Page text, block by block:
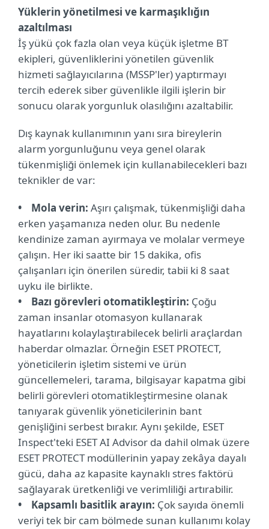
Yüklerin yönetilmesi ve karmaşıklığın
azaltılması
İş yükü çok fazla olan veya küçük işletme BT
ekipleri, güvenliklerini yönetilen güvenlik
hizmeti sağlayıcılarına (MSSP'ler) yaptırmayı
tercih ederek siber güvenlikle ilgili işlerin bir
sonucu olarak yorgunluk olasılığını azaltabilir.
Dış kaynak kullanımının yanı sıra bireylerin
alarm yorgunluğunu veya genel olarak
tükenmişliği önlemek için kullanabilecekleri bazı
teknikler de var:
• Mola verin: Aşırı çalışmak, tükenmişliği daha
erken yaşamanıza neden olur. Bu nedenle
kendinize zaman ayırmaya ve molalar vermeye
çalışın. Her iki saatte bir 15 dakika, ofis
çalışanları için önerilen süredir, tabii ki 8 saat
uyku ile birlikte.
• Bazı görevleri otomatikleştirin: Çoğu
zaman insanlar otomasyon kullanarak
hayatlarını kolaylaştırabilecek belirli araçlardan
haberdar olmazlar. Örneğin ESET PROTECT,
yöneticilerin işletim sistemi ve ürün
güncellemeleri, tarama, bilgisayar kapatma gibi
belirli görevleri otomatikleştirmesine olanak
tanıyarak güvenlik yöneticilerinin bant
genişliğini serbest bırakır. Aynı şekilde, ESET
Inspect'teki ESET AI Advisor da dahil olmak üzere
ESET PROTECT modüllerinin yapay zekâya dayalı
gücü, daha az kapasite kaynaklı stres faktörü
sağlayarak üretkenliği ve verimliliği artırabilir.
• Kapsamlı basitlik arayın: Çok sayıda önemli
veriyi tek bir cam bölmede sunan kullanımı kolay